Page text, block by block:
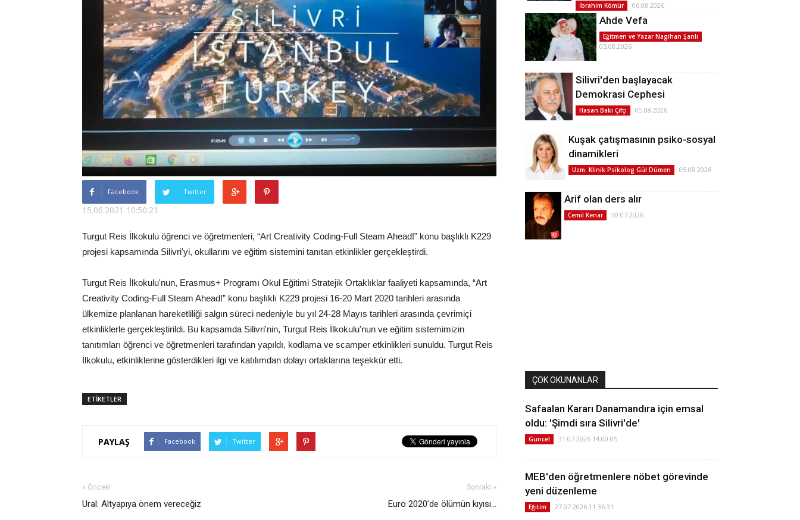
Facebook Twitter
15.06.2021 10:50:21
Turgut Reis İlkokulu öğrenci ve öğretmenleri, “Art Creativity Coding-Full Steam Ahead!” konu başlıklı K229
projesi kapsamında Silivri'yi, okullarını ve eğitim sistemini tanıtan etkinlikler gerçekleştirdi.
Turgut Reis İlkokulu'nun, Erasmus+ Programı Okul Eğitimi Stratejik Ortaklıklar faaliyeti kapsamında, “Art
Creativity Coding-Full Steam Ahead!” konu başlıklı K229 projesi 16-20 Mart 2020 tarihleri arasında
ülkemize planlanan hareketliliği salgın süreci nedeniyle bu yıl 24-28 Mayıs tarihleri arasında çevrimiçi
etkinliklerle gerçekleştirildi. Bu kapsamda Silivri'nin, Turgut Reis İlkokulu'nun ve eğitim sistemimizin
tanıtımları öğrenci ve öğretmenleri tarafından yapıldı, kodlama ve scamper etkinlikleri sunuldu. Turgut Reis
İlkokulu, etkinliklerine gösterdikleri ilgi ve katılımdan dolayı ortaklarına teşekkür etti.
ETİKETLER
PAYLAŞ Facebook Twitter
« Önceki
Ural: Altyapıya önem vereceğiz
Sonraki »
Euro 2020’de ölümün kıyısı…
İbrahim Kömür 06.08.2026
Ahde Vefa
Eğitmen ve Yazar Nagihan Şanlı
05.08.2026
Silivri'den başlayacak
Demokrasi Cephesi
Hasan Baki Çifçi 05.08.2026
Kuşak çatışmasının psiko-sosyal
dinamikleri
Uzm. Klinik Psikolog Gül Dümen 05.08.2026
Arif olan ders alır
Cemil Kenar 30.07.2026
ÇOK OKUNANLAR
Safaalan Kararı Danamandıra için emsal
oldu: 'Şimdi sıra Silivri'de'
Güncel 31.07.2026 14:00:05
MEB'den öğretmenlere nöbet görevinde
yeni düzenleme
Eğitim 27.07.2026 11:36:31